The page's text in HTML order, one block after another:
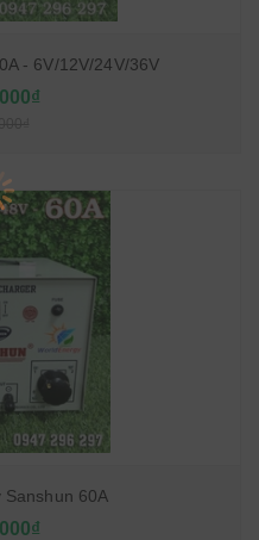
- 6V/12V/24V/36V
Sanshun 60A